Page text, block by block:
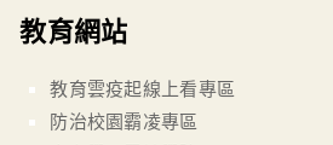
教育網站
教育雲疫起線上看專區
防治校園霸凌專區